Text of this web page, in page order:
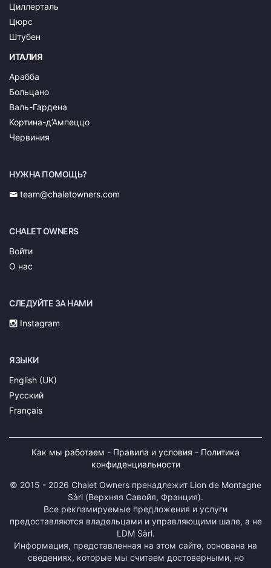
Циллерталь
Цюрс
Штубен
ИТАЛИЯ
Арабба
Больцано
Валь-Гардена
Кортина-д’Ампеццо
Червиния
НУЖНА ПОМОЩЬ?
team@chaletowners.com
CHALET OWNERS
Войти
О нас
СЛЕДУЙТЕ ЗА НАМИ
Instagram
ЯЗЫКИ
English (UK)
Русский
Français
Как мы работаем - Правила и условия - Политика
конфиденциальности
© 2015 - 2026 Chalet Owners пренадлежит Lion de Montagne
Sàrl (Верхняя Савойя, Франция).
Все рекламируемые предложения и услуги
предоставляются владельцами и управляющими шале, а не
LDM Sàrl.
Информация, представленная на этом сайте, основана на
сведениях, которые мы считаем достоверными, но